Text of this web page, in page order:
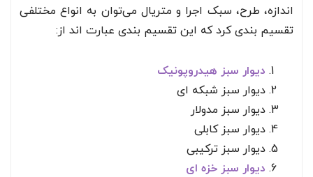
اندازه، طرح، سبک اجرا و متریال می‌توان به انواع مختلفی
تقسیم بندی کرد که این تقسیم بندی عبارت اند از:
دیوار سبز هیدروپونیک
دیوار سبز شبکه ای
دیوار سبز مدولار
دیوار سبز کابلی
دیوار سبز ترکیبی
دیوار سبز خزه ای